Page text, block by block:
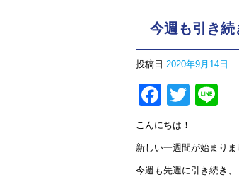
今週も引き続
投稿日 2020年9月14日
こんにちは！
新しい一週間が始まりま
今週も先週に引き続き、